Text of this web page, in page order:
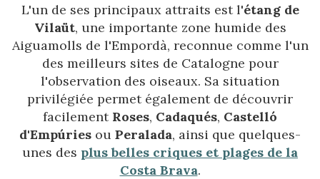
L'un de ses principaux attraits est l'étang de
Vilaüt, une importante zone humide des
Aiguamolls de l'Empordà, reconnue comme l'un
des meilleurs sites de Catalogne pour
l'observation des oiseaux. Sa situation
privilégiée permet également de découvrir
facilement Roses, Cadaqués, Castelló
d'Empúries ou Peralada, ainsi que quelques-
unes des plus belles criques et plages de la
Costa Brava.